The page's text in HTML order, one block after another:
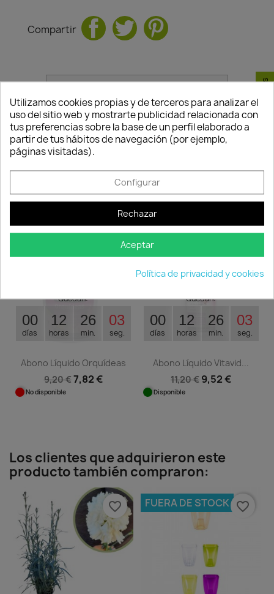
Compartir
Acepto las condiciones generales y la
política de confidencialidad
AVÍSAME CUANDO ESTÉ DISPONIBLE
TAMBIÉN PODRÍA INTERESARLE
Quedan:
00
días
12
horas
26
min.
02
seg.
Abono Líquido Orquídeas
9,20 €7,82 €
No disponible
favorite_border
Quedan:
00
días
12
horas
26
min.
02
seg.
Abono Líquido Vitavid...
11,20 € 9,52 €
Disponible
Los clientes que adquirieron este
producto también compraron:
favorite_border FUERA DE STOCK favorite_border
Utilizamos cookies propias y de terceros para analizar el
uso del sitio web y mostrarte publicidad relacionada con
tus preferencias sobre la base de un perfil elaborado a
partir de tus hábitos de navegación (por ejemplo,
páginas visitadas).
Configurar
Rechazar
Aceptar
Política de privacidad y cookies